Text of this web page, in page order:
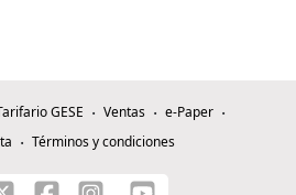
GESE Ventas
e-Paper
Términos y condiciones